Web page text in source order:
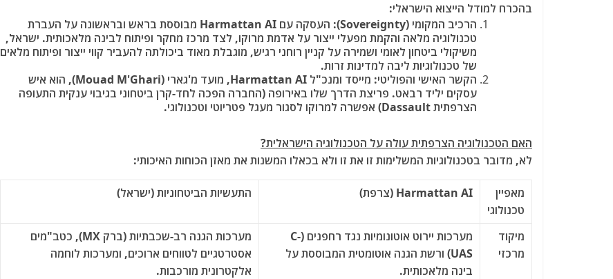
בהכרח למודל הייצוא הישראלי:
הרכיב המקומי (Sovereignty)
: העסקה עם Harmattan AI מבוססת בראש ובראשונה על העברת
טכנולוגיה מלאה והקמת מפעלי ייצור על אדמת מרוקו, לצד מרכז מחקר ופיתוח לבינה מלאכותית. ישראל,
משיקולי ביטחון לאומי ושמירה על קניין רוחני רגיש, מוגבלת מאוד ביכולתה להעביר קווי ייצור ופיתוח מלאים
של טכנולוגיות ליבה למדינות זרות.
הקשר האישי והפוליטי
: מייסד ומנכ"ל Harmattan AI, מועד מ'גארי (Mouad M'Ghari), הוא איש
עסקים יליד רבאט. פריצת הדרך שלו באירופה (החברה הפכה לחד-קרן ביטחוני בגיבוי ענקית התעופה
הצרפתית Dassault) אפשרה למרוקו לסגור מעגל פטריוטי וטכנולוגי.
האם הטכנולוגיה הצרפתית עולה על הטכנולוגיה הישראלית?
לא, מדובר בטכנולוגיות המשלימות זו את זו ולא בכאלו המשנות את מאזן הכוחות האיכותי:
מאפיין
טכנולוגי
Harmattan AI (צרפת) התעשיות הביטחוניות (ישראל)
מיקוד
מרכזי
מערכות יירוט אוטונומיות נגד רחפנים (C-
UAS) ורשת הגנה אוטומטית המבוססת על
בינה מלאכותית.
מערכות הגנה רב-שכבתיות (ברק MX), כטב"מים
אסטרטגיים לטווחים ארוכים, ומערכות לוחמה
אלקטרונית מורכבות.